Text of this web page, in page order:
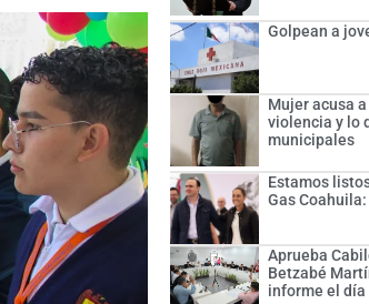
Golpean a
Mujer acusa
violencia y lo
municipales
Estamos
Gas
Aprueba
Betzabé
informe el día